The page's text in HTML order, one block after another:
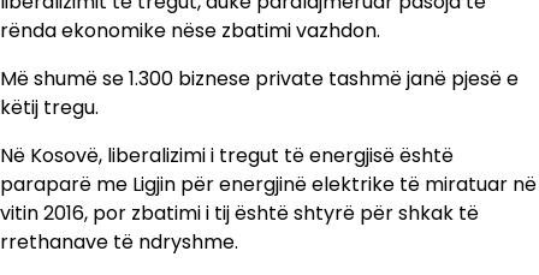
rënda ekonomike nëse zbatimi vazhdon.
Më shumë se 1.300 biznese private tashmë janë pjesë e
këtij tregu.
Në Kosovë, liberalizimi i tregut të energjisë është
paraparë me Ligjin për energjinë elektrike të miratuar në
vitin 2016, por zbatimi i tij është shtyrë për shkak të
rrethanave të ndryshme.